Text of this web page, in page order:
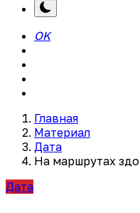
OK
Главная
Материал
Дата
На маршрутах
Дата